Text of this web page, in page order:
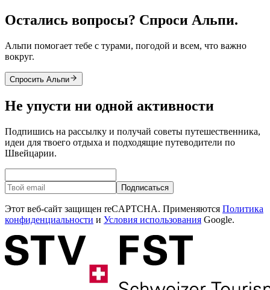
Остались вопросы? Спроси Альпи.
Альпи помогает тебе с турами, погодой и всем, что важно
вокруг.
Спросить Альпи
Не упусти ни одной активности
Подпишись на рассылку и получай советы путешественника,
идеи для твоего отдыха и подходящие путеводители по
Швейцарии.
Подписаться
Этот веб-сайт защищен reCAPTCHA. Применяются Политика
конфиденциальности и Условия использования Google.